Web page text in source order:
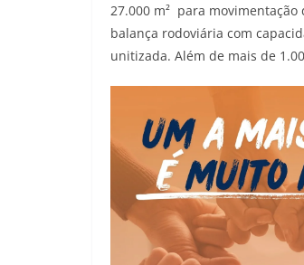
27.000 m² para
balança rodoviária com
unitizada. Além de mais de